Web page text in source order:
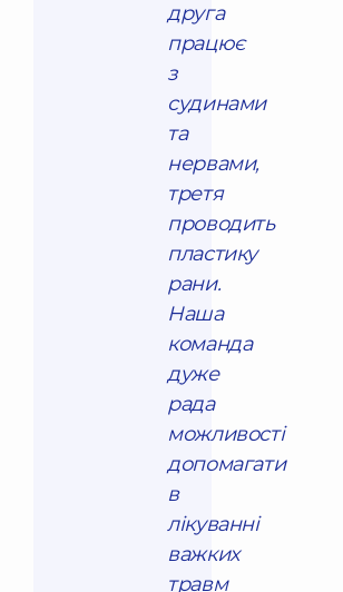
друга
працює
з
судинами
та
нервами,
третя
проводить
пластику
рани.
Наша
команда
дуже
рада
можливості
допомагати
в
лікуванні
важких
травм